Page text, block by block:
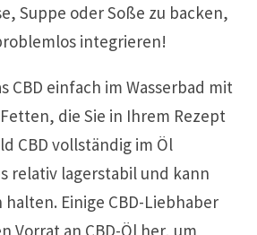
Suppe oder Soße zu backen,
integrieren!
CBD einfach im Wasserbad mit
die Sie in Ihrem Rezept
CBD vollständig im Öl
relativ lagerstabil und kann
Einige CBD-Liebhaber
Vorrat an CBD-Öl her, um